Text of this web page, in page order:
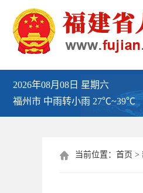
2026年08月08日 星期六
福州市 中雨转小雨 27℃~39℃
 当前位置： 首页 >